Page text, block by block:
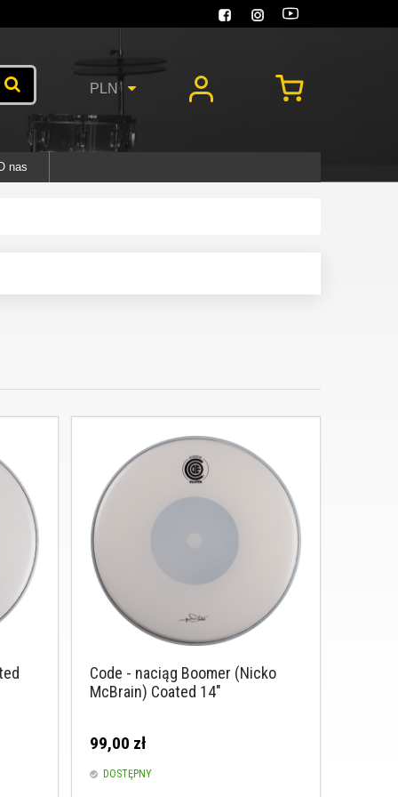
PLN
nas
Code - naciąg Boomer (Nicko
McBrain) Coated 14"
99,00 zł
DOSTĘPNY